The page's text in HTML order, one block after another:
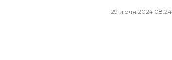
29 июля 2024 08:24